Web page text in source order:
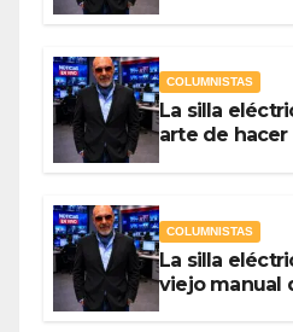
COLUMNISTAS
La silla
arte de hacer
COLUMNISTAS
La silla
viejo manual